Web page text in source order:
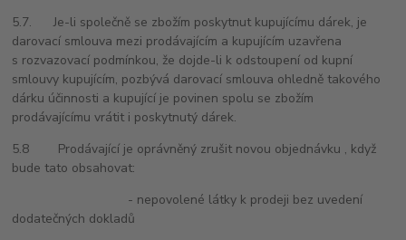
5.7. Je-li společně se zbožím poskytnut kupujícímu dárek, je
darovací smlouva mezi prodávajícím a kupujícím uzavřena
s rozvazovací podmínkou, že dojde-li k odstoupení od kupní
smlouvy kupujícím, pozbývá darovací smlouva ohledně takového
dárku účinnosti a kupující je povinen spolu se zbožím
prodávajícímu vrátit i poskytnutý dárek.
5.8 Prodávající je oprávněný zrušit novou objednávku , když
bude tato obsahovat:
- nepovolené látky k prodeji bez uvedení
dodatečných dokladů